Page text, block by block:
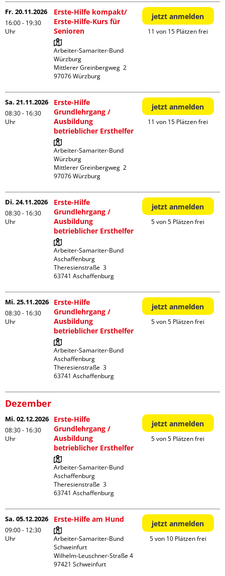
Fr. 20.11.2026
16:00 - 19:30
Uhr
Erste-Hilfe kompakt/
Erste-Hilfe-Kurs für
Senioren
Arbeiter-Samariter-Bund
Würzburg
Mittlerer Greinbergweg  2
jetzt anmelden
11 von 15 Plätzen frei
Sa. 21.11.2026
08:30 - 16:30
Uhr
Erste-Hilfe
Grundlehrgang /
Ausbildung
betrieblicher Ersthelfer
Arbeiter-Samariter-Bund
Würzburg
Mittlerer Greinbergweg  2
jetzt anmelden
11 von 15 Plätzen frei
Di. 24.11.2026
08:30 - 16:30
Uhr
Erste-Hilfe
Grundlehrgang /
Ausbildung
betrieblicher Ersthelfer
Arbeiter-Samariter-Bund
Aschaffenburg
Theresienstraße  3
jetzt anmelden
5 von 5 Plätzen frei
Mi. 25.11.2026
08:30 - 16:30
Uhr
Erste-Hilfe
Grundlehrgang /
Ausbildung
betrieblicher Ersthelfer
Arbeiter-Samariter-Bund
Aschaffenburg
Theresienstraße  3
jetzt anmelden
5 von 5 Plätzen frei
Dezember
Mi. 02.12.2026
08:30 - 16:30
Uhr
Erste-Hilfe
Grundlehrgang /
Ausbildung
betrieblicher Ersthelfer
Arbeiter-Samariter-Bund
Aschaffenburg
Theresienstraße  3
jetzt anmelden
5 von 5 Plätzen frei
Sa. 05.12.2026
09:00 - 12:30
Uhr
Erste-Hilfe am Hund
Arbeiter-Samariter-Bund
Schweinfurt
Wilhelm-Leuschner-Straße 4
jetzt anmelden
5 von 10 Plätzen frei